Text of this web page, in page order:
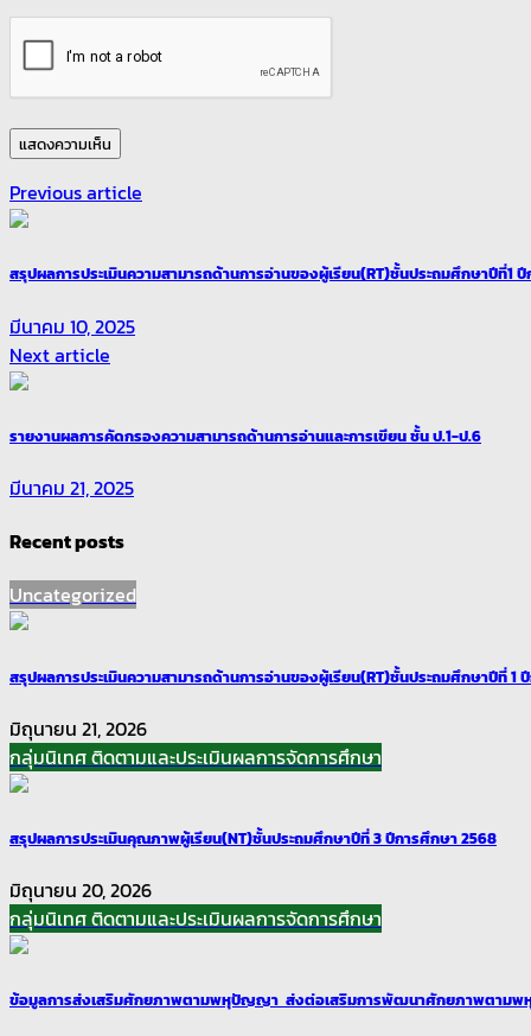
Previous article
สรุปผลการประเมินความสามารถด้านการอ่านของผู้เรียน(RT)ชั้นประถมศึกษาปีที่1
มีนาคม 10, 2025
Next article
รายงานผลการคัดกรองความสามารถด้านการอ่านและการเขียน ชั้น ป.1-ป.6
มีนาคม 21, 2025
Recent posts
Uncategorized
สรุปผลการประเมินความสามารถด้านการอ่านของผู้เรียน(RT)ชั้นประถมศึกษาปีที่ 1
มิถุนายน 21, 2026
กลุ่มนิเทศ ติดตามและประเมินผลการจัดการศึกษา
สรุปผลการประเมินคุณภาพผู้เรียน(NT)ชั้นประถมศึกษาปีที่ 3 ปีการศึกษา 2568
มิถุนายน 20, 2026
กลุ่มนิเทศ ติดตามและประเมินผลการจัดการศึกษา
ข้อมูลการส่งเสริมศักยภาพตามพหุปัญญา ส่งต่อเสริมการพัฒนาศักยภาพตามพ